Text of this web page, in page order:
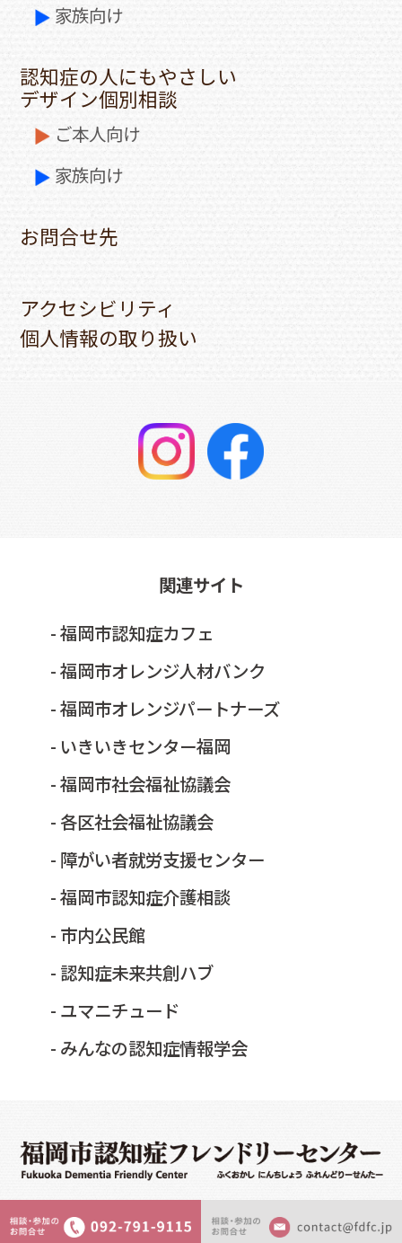
家族向け
認知症の人にもやさしい
デザイン個別相談
ご本人向け
家族向け
お問合せ先
アクセシビリティ
個人情報の取り扱い
関連サイト
- 福岡市認知症カフェ
- 福岡市オレンジ人材バンク
- 福岡市オレンジパートナーズ
- いきいきセンター福岡
- 福岡市社会福祉協議会
- 各区社会福祉協議会
- 障がい者就労支援センター
- 福岡市認知症介護相談
- 市内公民館
- 認知症未来共創ハブ
- ユマニチュード
- みんなの認知症情報学会
©2026 fukuokacity ninchisho friendly center. All Rights Reserved.